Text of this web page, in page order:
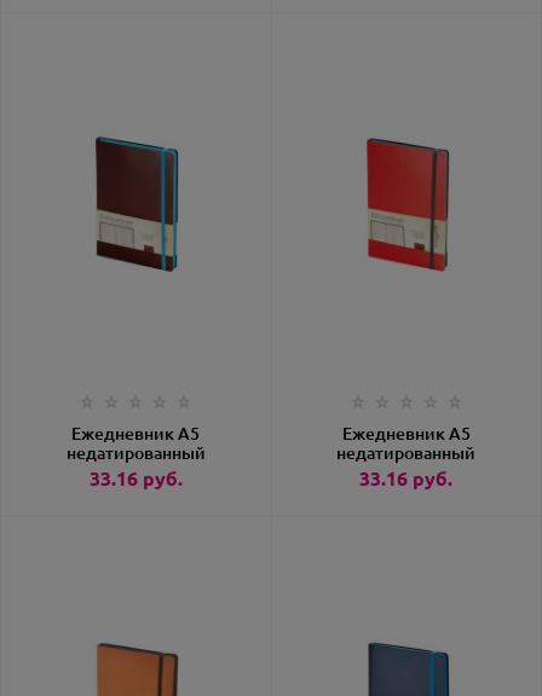
Ежедневник А5
недатированный
«Megapolis Soft»
коричневый
33.16руб.
Ежедневник А5
недатированный
«Megapolis Soft»
красный
33.16 руб.